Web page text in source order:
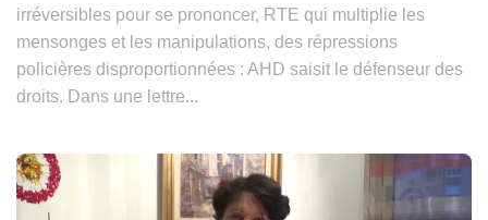
irréversibles pour se prononcer, RTE qui multiplie les
mensonges et les manipulations, des répressions
policières disproportionnées : AHD saisit le défenseur des
droits. Dans une lettre...